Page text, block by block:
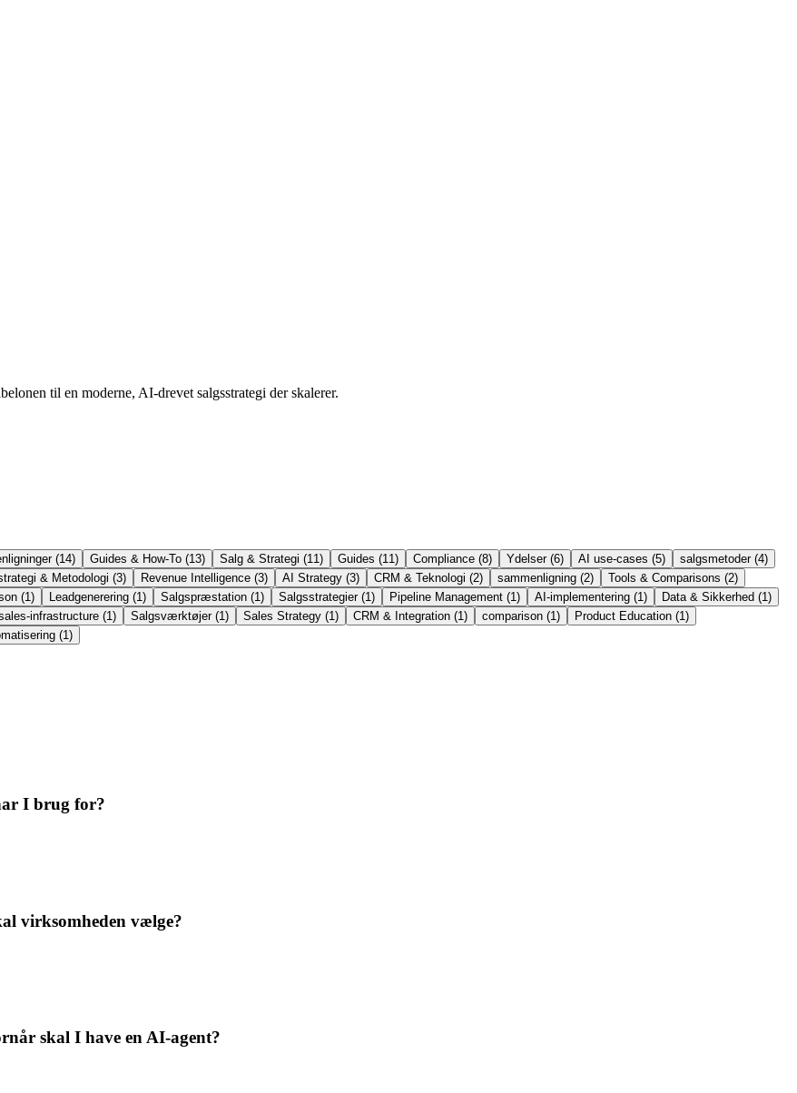
til en moderne, AI-drevet salgsstrategi der skalerer.
(14) Guides & How-To (13) Salg & Strategi (11) Guides (11) Compliance (8) Ydelser(6) AI use-cases (5) salgsmetoder(4)
& Metodologi (3) Revenue Intelligence (3) AI Strategy (3) CRM & Teknologi (2) sammenligning (2) Tools & Comparisons (2)
(1) Leadgenerering (1) Salgspræstation (1) Salgsstrategier(1) Pipeline Management (1) AI-implementering (1) Data & Sikkerhed (1)
infrastructure (1) Salgsværktøjer(1) Sales Strategy (1) CRM & Integration (1) comparison (1) Product Education (1)
(1)
I brug for?
virksomheden vælge?
skal I have en AI-agent?